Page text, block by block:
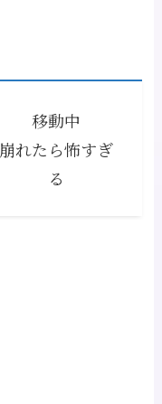
移動中
崩れたら怖すぎ
る